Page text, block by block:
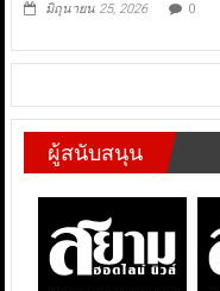
มิถุนายน 25, 2026 0
ผู้สนับสนุน